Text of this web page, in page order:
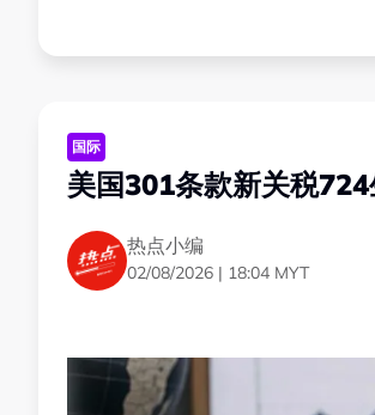
国际
美国301条款新关税
热点小编
02/08/2026 | 18:04 MYT